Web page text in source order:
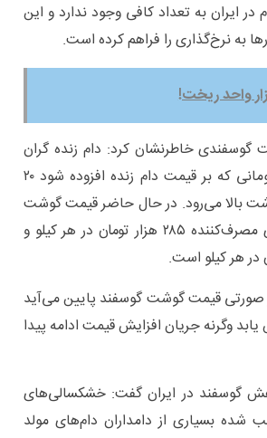
ایران به تعداد کافی وجود ندارد و این
به نرخ‌گذاری را فراهم کرده است.
گوسفندی خاطرنشان کرد: دام زنده گران
شده و هر ۱۰ هزار تومانی که بر قیمت دام زنده افزوده شود ۲۰
بالا می‌رود. در حال حاضر قیمت گوشت
وارداتی گوسفند برای مصرف‌کننده ۲۸۵ هزار تومان در هر کیلو و
صورتی قیمت گوشت گوسفند پایین می‌آید
وگرنه جریان افزایش قیمت ادامه پیدا
گوسفند در ایران گفت: خشکسالی‌های
بسیاری از دامداران دام‌های مولد